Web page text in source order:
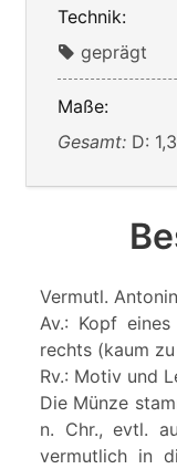
Technik:
geprägt
Maße:
Gesamt: D:
Vermutl.
Av.: Kopf
rechts (kaum
Rv.: Motiv und
Die Münze
n. Chr., evtl.
vermutlich in